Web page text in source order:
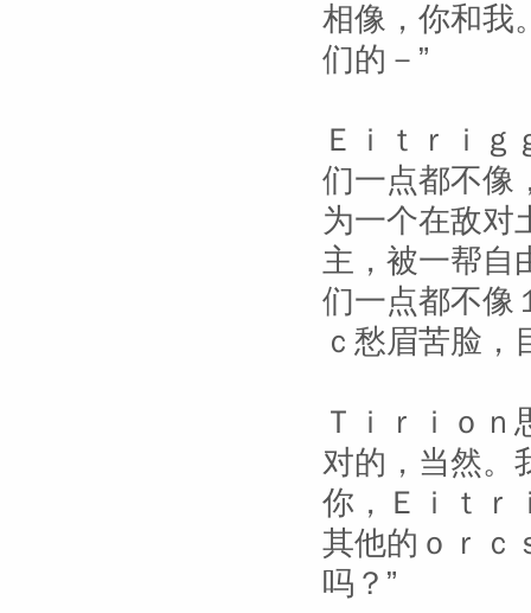
相像，你和我
们的－”
Ｅｉｔｒｉｇ
们一点都不像
为一个在敌对
主，被一帮自
们一点都不像
ｃ愁眉苦脸，
Ｔｉｒｉｏｎ
对的，当然。
你，Ｅｉｔｒ
其他的ｏｒｃ
吗？”